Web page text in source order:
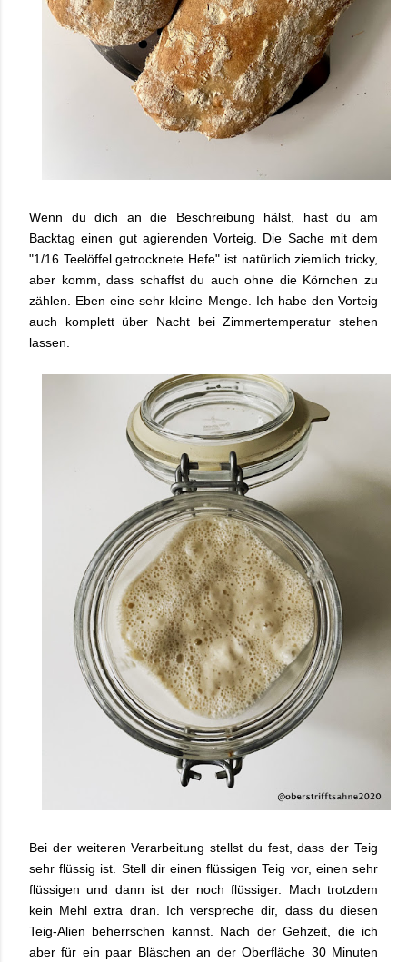
Wenn du dich an die Beschreibung hälst, hast du am
Backtag einen gut agierenden Vorteig. Die Sache mit dem
"1/16 Teelöffel getrocknete Hefe" ist natürlich ziemlich tricky,
aber komm, dass schaffst du auch ohne die Körnchen zu
zählen. Eben eine sehr kleine Menge. Ich habe den Vorteig
auch komplett über Nacht bei Zimmertemperatur stehen
lassen.
Bei der weiteren Verarbeitung stellst du fest, dass der Teig
sehr flüssig ist. Stell dir einen flüssigen Teig vor, einen sehr
flüssigen und dann ist der noch flüssiger. Mach trotzdem
kein Mehl extra dran. Ich verspreche dir, dass du diesen
Teig-Alien beherrschen kannst. Nach der Gehzeit, die ich
aber für ein paar Bläschen an der Oberfläche 30 Minuten